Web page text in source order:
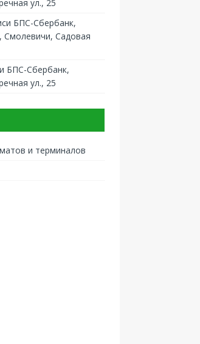
ул., 25
БПС-Сбербанк,
Садовая
БПС-Сбербанк,
ул., 25
и терминалов